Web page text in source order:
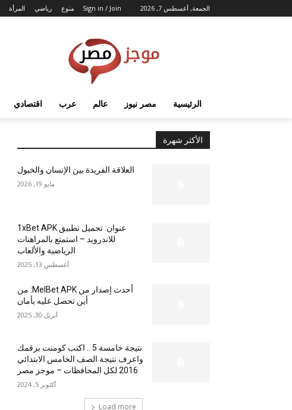
الجمعة, أغسطس 7, 2026 Sign in / Join المرأة رياضي منوع
الرئيسية مصر نيوز عالم عرب اقتصادي
الأكثر شهرة
العلاقة الفريدة بين الإنسان والخيول
مايو 19, 2026
عنوان: تحميل تطبيق 1xBet APK
للاندرويد – استمتع بالمراهنات
الرياضية والألعاب
أغسطس 13, 2025
أحدث إصدار من MelBet APK: من
أين تحصل عليه بأمان
أبريل 30, 2025
نتيجة خامسة 5 .. اكتب كومنت برقمك
واعرف نتيجة الصف الخامس الابتدائي
2016 لكل المحافظات – موجز مصر
أكتوبر 5, 2024
Load more